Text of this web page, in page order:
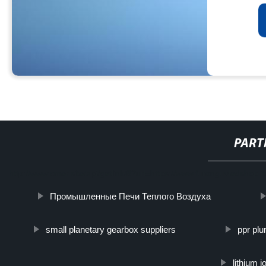
Промышленные Печи Теплого Воздуха
small planetary gearbox suppliers ppr
lithium